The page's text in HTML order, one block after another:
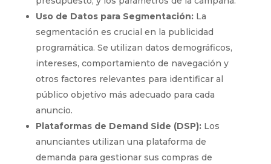
Uso de Datos para Segmentación:La
segmentación es crucial en la publicidad
programática. Se utilizan datos demográficos,
intereses, comportamiento de navegación y
otros factores relevantes para identificar al
público objetivo más adecuado para cada
anuncio.
Plataformas de Demand Side (DSP):Los
anunciantes utilizan una plataforma de
demanda para gestionar sus compras de